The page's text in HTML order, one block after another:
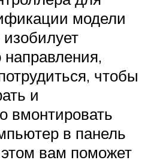
модели
направления,
чтобы
и
вмонтировать
в панель
вам поможет